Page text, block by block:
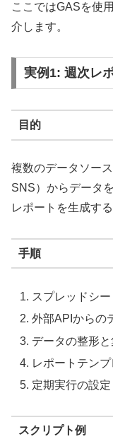
ここではGASを使
介します。
実例1: 週次レ
目的
複数のデータソー
SNS）からデータ
レポートを生成する
手順
スプレッドシ
外部APIからの
データの整形
レポートテン
定期実行の設定
スクリプト例